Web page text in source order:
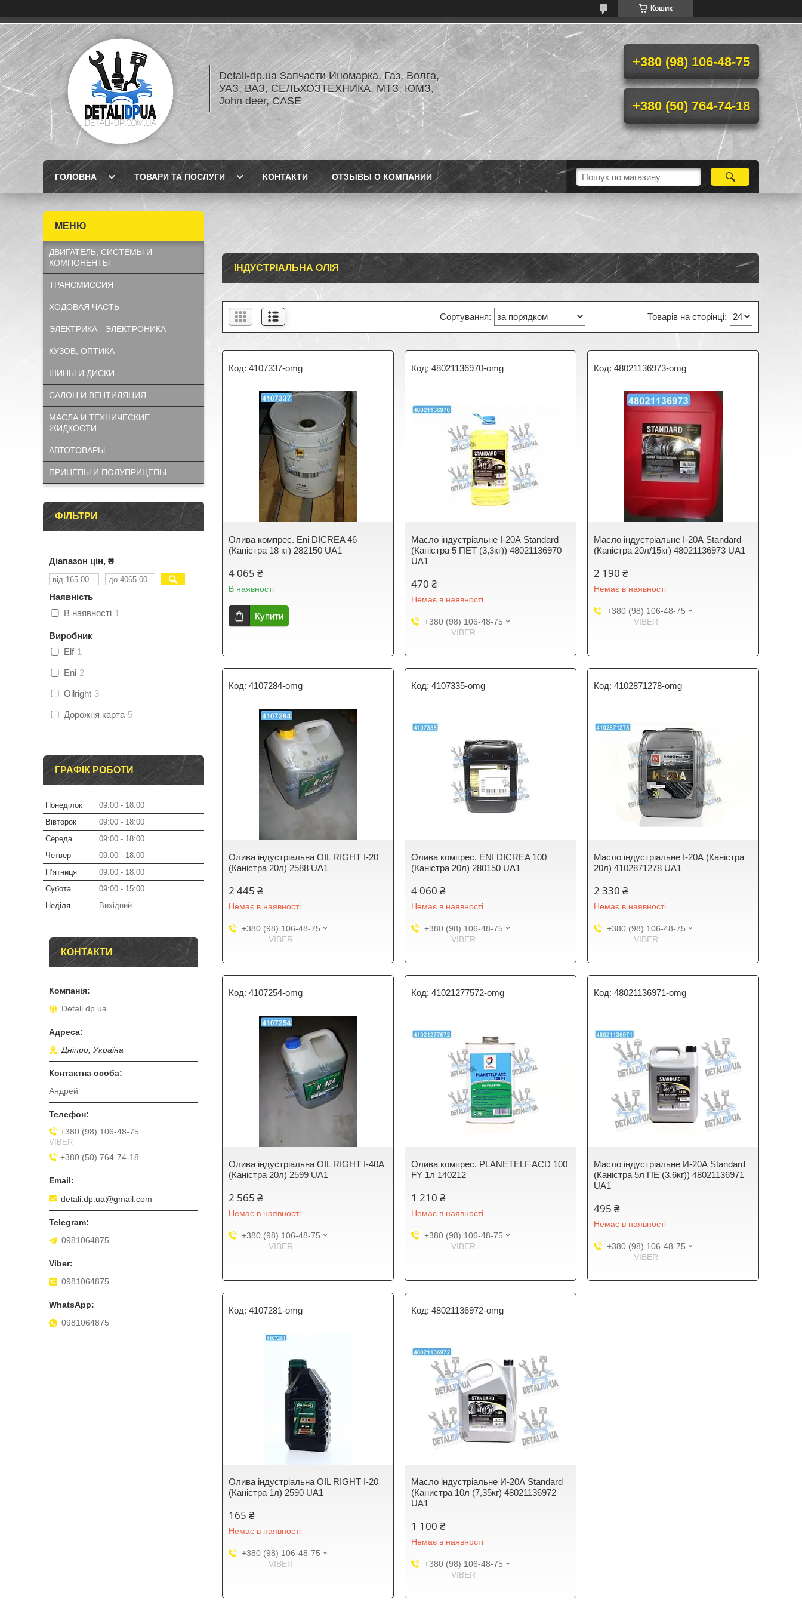
Кошик
Detali-dp.ua Запчасти Иномарка, Газ, Волга,
УАЗ, ВАЗ, СЕЛЬХОЗТЕХНИКА, МТЗ, ЮМЗ,
John deer, CASE
+380 (98) 106-48-75
+380 (50) 764-74-18
ГОЛОВНА ТОВАРИ ТА ПОСЛУГИ КОНТАКТИ ОТЗЫВЫ О КОМПАНИИ
ІНДУСТРІАЛЬНА ОЛІЯ
4107337-omg
Олива компрес. Eni DICREA 46
(Каністра 18 кг) 282150 UA1
4 065 ₴
В наявності
Купити
48021136970-omg
Масло індустріальне І-20А Standard
(Каністра 5 ПЕТ (3,3кг)) 48021136970
UA1
470 ₴
Немає в наявності
+380 (98) 106-48-75
VIBER
48021136973-omg
Масло індустріальне І-20А Standard
(Каністра 20л/15кг) 48021136973 UA1
2 190 ₴
Немає в наявності
+380 (98) 106-48-75
VIBER
4107284-omg
Олива індустріальна OIL RIGHT І-20
(Каністра 20л) 2588 UA1
2 445 ₴
Немає в наявності
+380 (98) 106-48-75
VIBER
4107335-omg
Олива компрес. ENI DICREA 100
(Каністра 20л) 280150 UA1
4 060 ₴
Немає в наявності
+380 (98) 106-48-75
VIBER
4102871278-omg
Масло індустріальне І-20А (Каністра
20л) 4102871278 UA1
2 330 ₴
Немає в наявності
+380 (98) 106-48-75
VIBER
4107254-omg
Олива індустріальна OIL RIGHT І-40А
(Каністра 20л) 2599 UA1
2 565 ₴
Немає в наявності
+380 (98) 106-48-75
VIBER
41021277572-omg
Олива компрес. PLANETELF ACD 100
FY 1л 140212
1 210 ₴
Немає в наявності
+380 (98) 106-48-75
VIBER
48021136971-omg
Масло індустріальне И-20А Standard
(Канiстра 5л ПЕ (3,6кг)) 48021136971
UA1
495 ₴
Немає в наявності
+380 (98) 106-48-75
VIBER
4107281-omg
Олива індустріальна OIL RIGHT І-20
(Каністра 1л) 2590 UA1
165 ₴
Немає в наявності
+380 (98) 106-48-75
VIBER
48021136972-omg
Масло індустріальне И-20А Standard
(Канистра 10л (7,35кг) 48021136972
UA1
1 100 ₴
Немає в наявності
+380 (98) 106-48-75
VIBER
ДВИГАТЕЛЬ, СИСТЕМЫ И
КОМПОНЕНТЫ
ТРАНСМИССИЯ
ХОДОВАЯ ЧАСТЬ
ЭЛЕКТРИКА - ЭЛЕКТРОНИКА
КУЗОВ, ОПТИКА
ШИНЫ И ДИСКИ
САЛОН И ВЕНТИЛЯЦИЯ
МАСЛА И ТЕХНИЧЕСКИЕ
ЖИДКОСТИ
АВТОТОВАРЫ
ПРИЦЕПЫ И ПОЛУПРИЦЕПЫ
ФІЛЬТРИ
Діапазон цін, ₴
Наявність
В наявності 1
Виробник
Elf 1
Eni 2
Oilright 3
Дорожня карта 5
ГРАФІК РОБОТИ
Понеділок 09:00
18:00
Вівторок
09:00
18:00
Середа
09:00
18:00
Четвер
09:00
18:00
Пʼятниця
09:00
18:00
Субота
09:00
15:00
Неділя
Вихідний
КОНТАКТИ
Detali dp ua
Дніпро, Україна
Андрей
+380 (98) 106-48-75
VIBER
+380 (50) 764-74-18
detali.dp.ua@gmail.com
0981064875
0981064875
0981064875